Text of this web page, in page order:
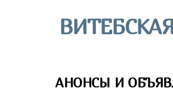
АНОНСЫ И